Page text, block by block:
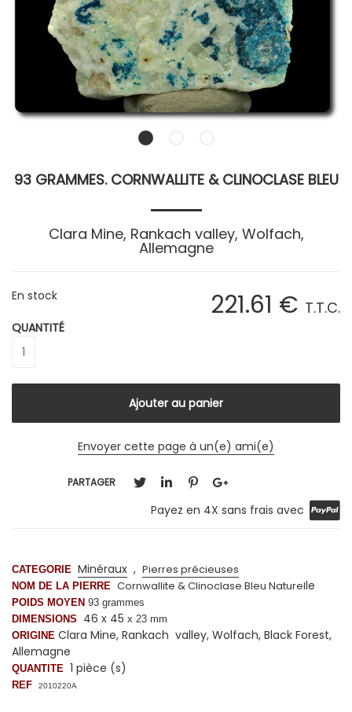
93 GRAMMES. CORNWALLITE & CLINOCLASE BLEU
Clara Mine, Rankach valley, Wolfach,
Allemagne
221.61 € T.T.C.
En stock
QUANTITÉ
Envoyer cette page à un(e) ami(e)
PARTAGER
Payez en 4X sans frais avec
CATEGORIE Minéraux , Pierres précieuses
NOM DE LA PIERRE Cornwallite & Clinoclase Bleu Naturelle
POIDS MOYEN 93 grammes
DIMENSIONS
46 x 45 x 23 mm
ORIGINE Clara Mine, Rankach valley, Wolfach, Black Forest,
Allemagne
QUANTITE 1 pièce (s)
REF 2010220A